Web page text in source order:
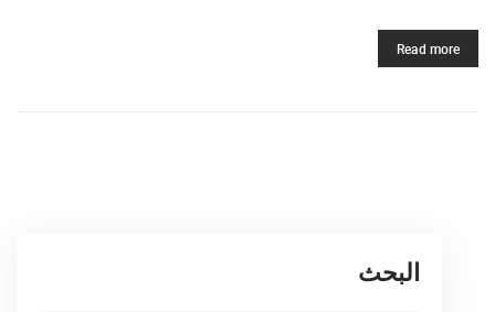
Read more
البحث